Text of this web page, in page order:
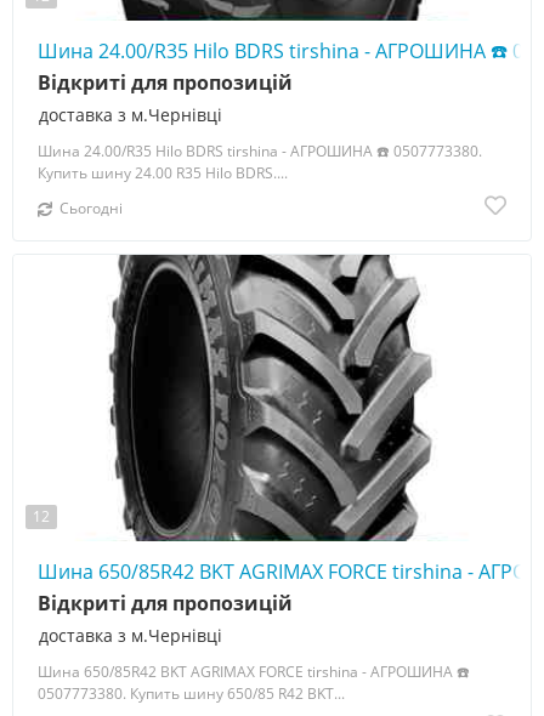
Шина 24.00/R35 Hilo BDRS tirshina - АГРОШИНА ☎️
доставка з м.Чернівці
Відкриті для пропозицій
Шина 24.00/R35 Hilo BDRS tirshina - АГРОШИНА ☎️ 0507773380.
Купить шину 24.00 R35 Hilo BDRS....
Сьогодні
12
Шина 650/85R42 BKT AGRIMAX FORCE tirshina -
доставка з м.Чернівці
Відкриті для пропозицій
Шина 650/85R42 BKT AGRIMAX FORCE tirshina - АГРОШИНА ☎️
0507773380. Купить шину 650/85 R42 BKT...